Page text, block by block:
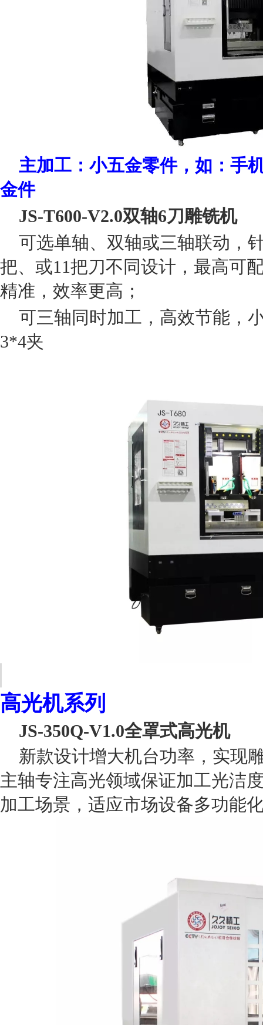
主加工：小五金零件，如：手
金件
JS-T600-V2.0双轴6刀雕铣机
可选单轴、双轴或三轴联动，
把、或11把刀不同设计，最高可
精准，效率更高；
可三轴同时加工，高效节能，
3*4夹
高光机系列
JS-350Q-V1.0全罩式高光机
新款设计增大机台功率，实现
主轴专注高光领域保证加工光洁
加工场景，适应市场设备多功能